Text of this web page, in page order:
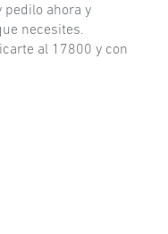
pedilo ahora y
necesites.
al 17800 y con